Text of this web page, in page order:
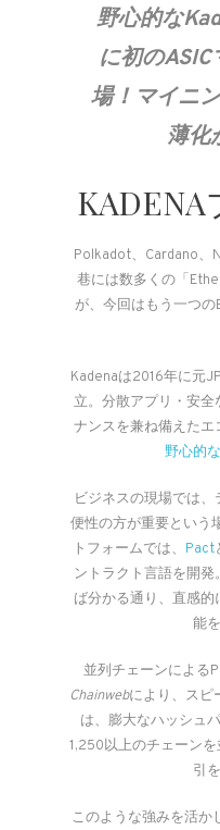
野心的な
に初の
場！マイニ
薄化
KADENA
Polkadot、Cardano
巷には数多くの「
が、今回はもう一つ
Kadenaは2016年に元
立。分散アプリ・安
ナンスを兼ね備えた
野心的
ビジネスの現場では
便性の方が重要という
トフォームでは、 Pact
ントラクト言語を開発。
ば分かる通り、直感
能
並列チェーンによる
Chainwebにより、スピ
は、膨大なハッシュ
1,250以上のチェーン
引
このような強みを活か